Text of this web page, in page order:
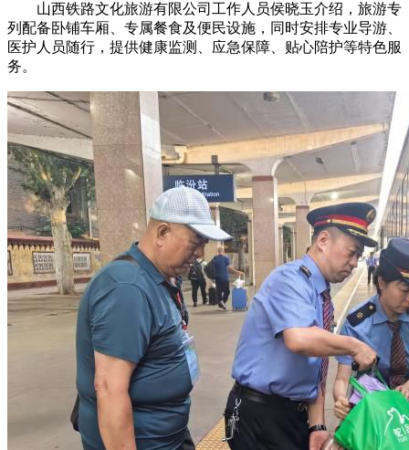
山西铁路文化旅游有限公司工作人员侯晓玉介绍，旅游专
列配备卧铺车厢、专属餐食及便民设施，同时安排专业导游、
医护人员随行，提供健康监测、应急保障、贴心陪护等特色服
务。